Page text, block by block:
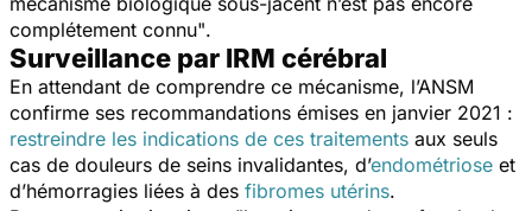
complétement connu".
Surveillance par IRM cérébral
En attendant de comprendre ce mécanisme, l’ANSM
confirme ses recommandations émises en janvier 2021 :
restreindre les indications de ces traitements aux seuls
cas de douleurs de seins invalidantes, d’endométriose et
d’hémorragies liées à des fibromes utérins.